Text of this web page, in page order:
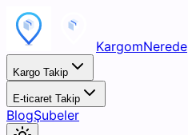
KargomNerede
Kargo Takip
E-ticaret Takip
BlogŞubeler